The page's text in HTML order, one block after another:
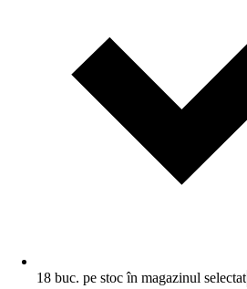
18 buc. pe stoc în magazinul selectat